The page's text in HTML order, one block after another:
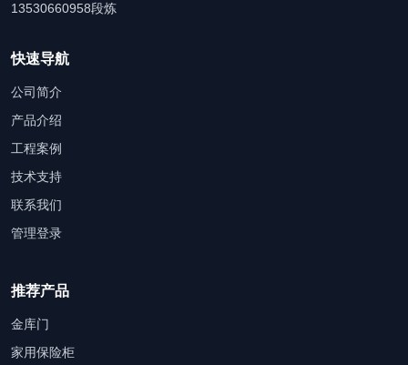
13530660958段炼
快速导航
公司简介
产品介绍
工程案例
技术支持
联系我们
管理登录
推荐产品
金库门
家用保险柜